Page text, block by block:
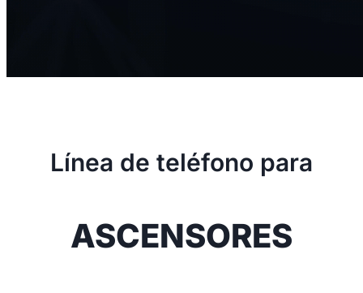
Línea de teléfono para
ASCENSORES